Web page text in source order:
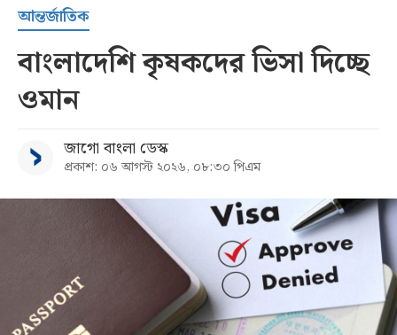
আন্তর্জাতিক
বাংলাদেশি কৃষকদের ভিসা দিচ্ছে
ওমান
জাগো বাংলা ডেস্ক
প্রকাশ: ০৬ আগস্ট ২০২৬, ০৮:৩০ পিএম